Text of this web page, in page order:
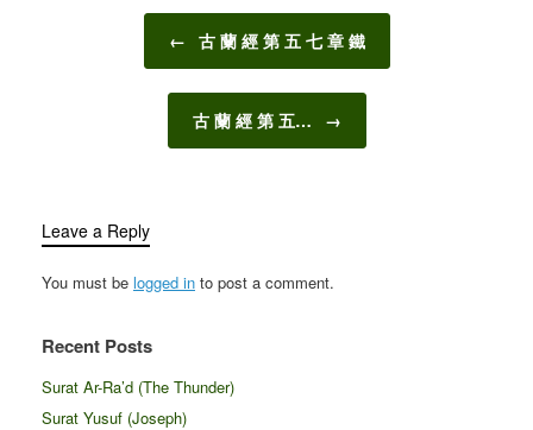
Post navigation
← 古 蘭 經 第 五 七 章 鐵
古 蘭 經 第 五… →
Leave a Reply
You must be logged in to post a comment.
Recent Posts
Surat Ar-Ra’d (The Thunder)
Surat Yusuf (Joseph)